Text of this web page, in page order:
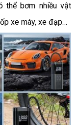
thể bơm nhiều vật
xe máy, xe đạp…